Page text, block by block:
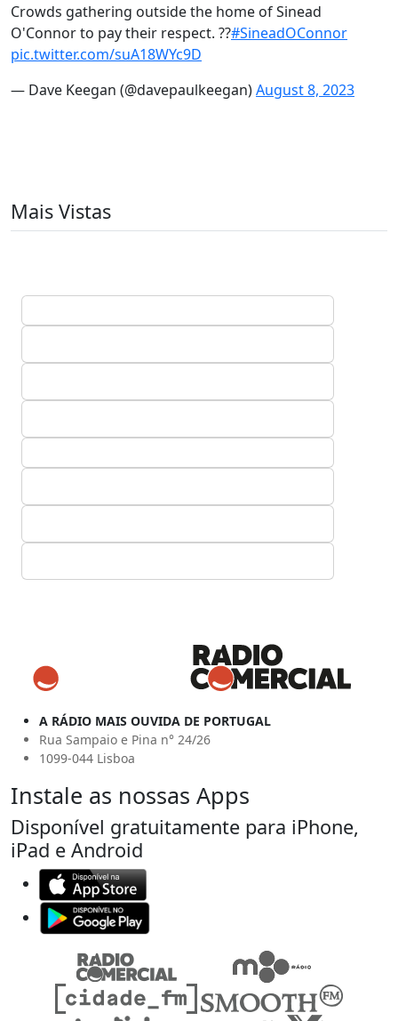
Crowds gathering outside the home of Sinead
O'Connor to pay their respect. ??#SineadOConnor
pic.twitter.com/suA18WYc9D
— Dave Keegan (@davepaulkeegan)August 8, 2023
Mais Vistas
A RÁDIO MAIS OUVIDA DE PORTUGAL
Rua Sampaio e Pina n° 24/26
1099-044 Lisboa
Instale as nossas Apps
Disponível gratuitamente para iPhone,
iPad e Android